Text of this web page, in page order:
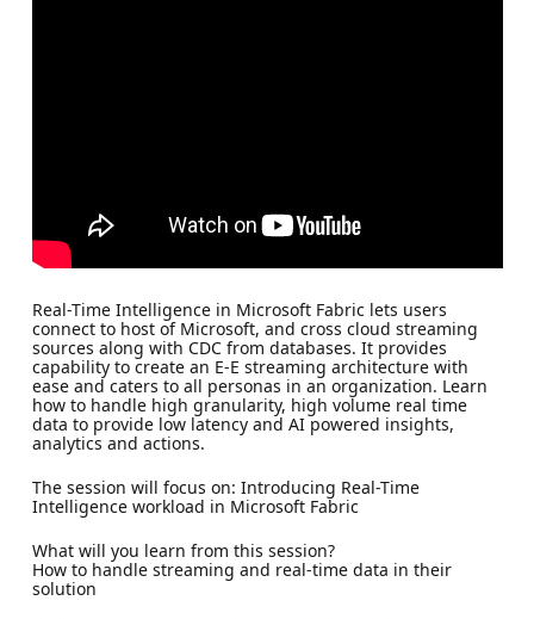
Real-Time Intelligence in Microsoft Fabric lets users
connect to host of Microsoft, and cross cloud streaming
sources along with CDC from databases. It provides
capability to create an E-E streaming architecture with
ease and caters to all personas in an organization. Learn
how to handle high granularity, high volume real time
data to provide low latency and AI powered insights,
analytics and actions.
The session will focus on: Introducing Real-Time
Intelligence workload in Microsoft Fabric
What will you learn from this session?
How to handle streaming and real-time data in their
solution